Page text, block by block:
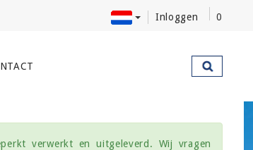
Inloggen 0
verwerkt en uitgeleverd. Wij vragen